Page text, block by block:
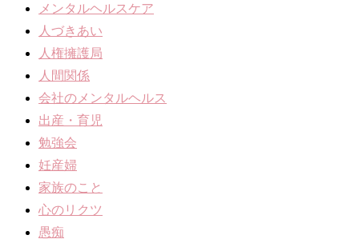
メンタルヘルスケア
人づきあい
人権擁護局
人間関係
会社のメンタルヘルス
出産・育児
勉強会
妊産婦
家族のこと
心のリクツ
愚痴